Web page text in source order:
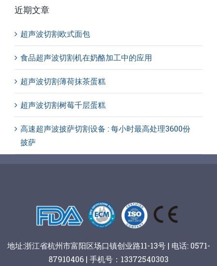
近期文章
超声波切割欧式面包
食品超声波切割机在奶酪加工中的应用
超声波切割薄荷抹茶蛋糕
超声波切割树莓千层蛋糕
高速超声波披萨切割设备 : 每小时最高处理3600份
披萨
地址:浙江省杭州市富阳区场口镇创业路11-13号 | 电话: 0571-
87910406 | 手机号：13372540303